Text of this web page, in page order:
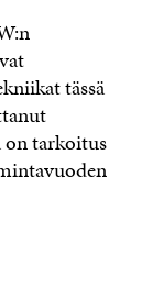
tässä
on tarkoitus